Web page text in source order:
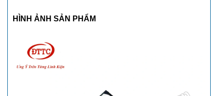
HÌNH ẢNH SẢN PHẨM